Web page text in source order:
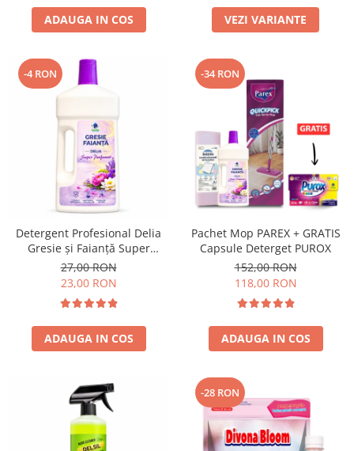
ADAUGA IN COS VEZI VARIANTE
-4 RON
Detergent Profesional Delia
Gresie și Faianță Super
Parfumat 1L
27,00 RON
23,00 RON
ADAUGA IN COS
-34 RON
Pachet Mop PAREX + GRATIS
Capsule Deterget PUROX
152,00 RON
118,00 RON
ADAUGA IN COS
-28 RON